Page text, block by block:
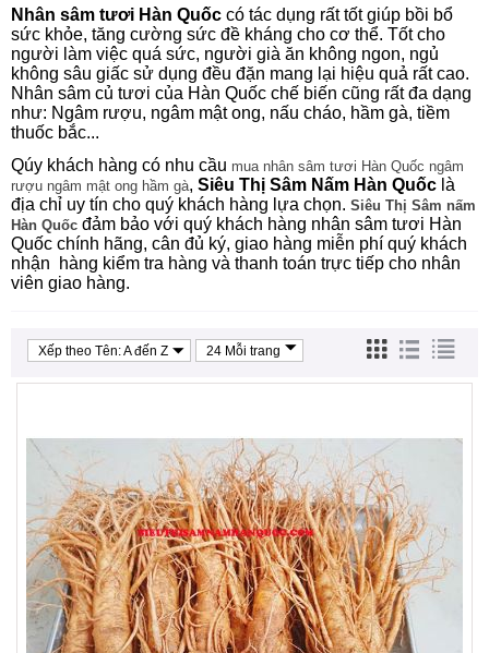
Nhân sâm tươi Hàn Quốc có tác dụng rất tốt giúp bồi bổ
sức khỏe, tăng cường sức đề kháng cho cơ thể. Tốt cho
người làm việc quá sức, người già ăn không ngon, ngủ
không sâu giấc sử dụng đều đặn mang lại hiệu quả rất cao.
Nhân sâm củ tươi của Hàn Quốc chế biến cũng rất đa dạng
như: Ngâm rượu, ngâm mật ong, nấu cháo, hầm gà, tiềm
thuốc bắc...
Qúy khách hàng có nhu cầu mua nhân sâm tươi Hàn Quốc ngâm
rượu ngâm mật ong hầm gà, Siêu Thị Sâm Nấm Hàn Quốc là
địa chỉ uy tín cho quý khách hàng lựa chọn. Siêu Thị Sâm nấm
Hàn Quốc đảm bảo với quý khách hàng nhân sâm tươi Hàn
Quốc chính hãng, cân đủ ký, giao hàng miễn phí quý khách
nhận hàng kiểm tra hàng và thanh toán trực tiếp cho nhân
viên giao hàng.
Xếp theo Tên: A đến Z 24 Mỗi trang